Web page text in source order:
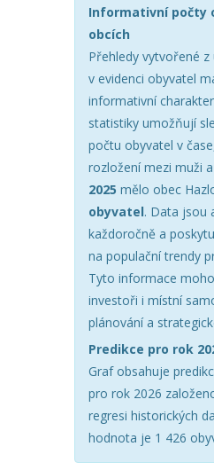
Informativní počty
obcích
Přehledy vytvořené z
v evidenci obyvatel
informativní
statistiky umožňují
počtu obyvatel v
rozložení mezi muži
2025 mělo obec
obyvatel. Data jsou
každoročně a
na populační trendy
Tyto informace
investoři i místní
plánování a
Predikce pro rok
Graf obsahuje
pro rok 2026
regresi historických
hodnota je 1 426